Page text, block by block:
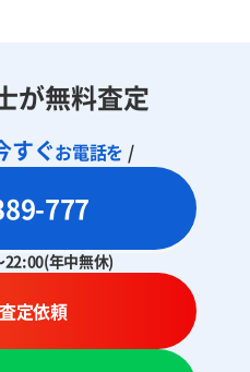
が無料査定
すぐお電話を /
777
年中無休)
定依頼